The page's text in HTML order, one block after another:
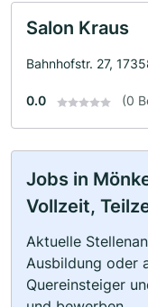
Salon Kraus
Bahnhofstr. 27,
0.0 (0
Jobs in
Vollzeit,
Aktuelle
Ausbildung oder
Quereinsteiger